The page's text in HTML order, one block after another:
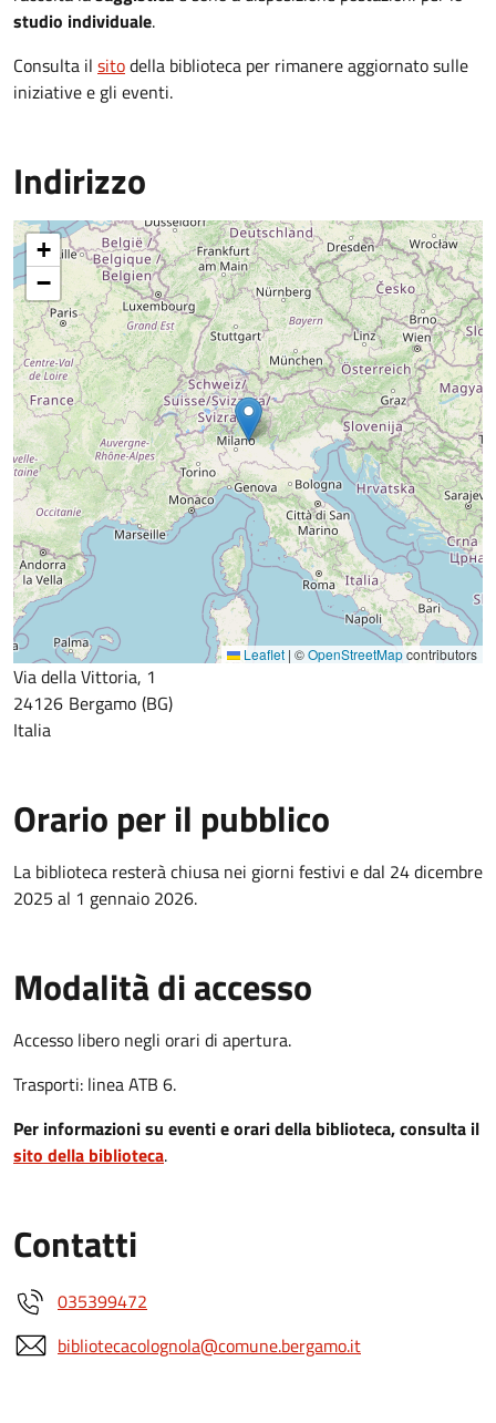
studio individuale.
Consulta il sitodella biblioteca per rimanere aggiornato sulle
iniziative e gli eventi.
Indirizzo
+
−
Leaflet | ©OpenStreetMapcontributors
Via della Vittoria, 1
24126 Bergamo BG
Italia
Orario per il pubblico
La biblioteca resterà chiusa nei giorni festivi e dal 24 dicembre
2025 al 1 gennaio 2026.
Modalità di accesso
Accesso libero negli orari di apertura.
Trasporti: linea ATB 6.
Per informazioni su eventi e orari della biblioteca, consulta il
sito della biblioteca.
Contatti
035399472
bibliotecacolognola@comune.bergamo.it